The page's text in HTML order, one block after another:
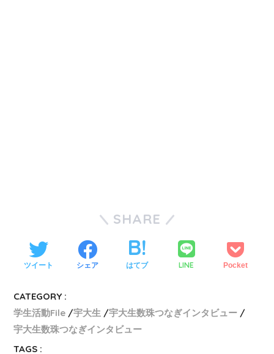
SHARE
ツイート シェア はてブ LINE Pocket
CATEGORY :
学生活動File
宇大生
宇大生数珠つなぎインタビュー
宇大生数珠つなぎインタビュー
TAGS :